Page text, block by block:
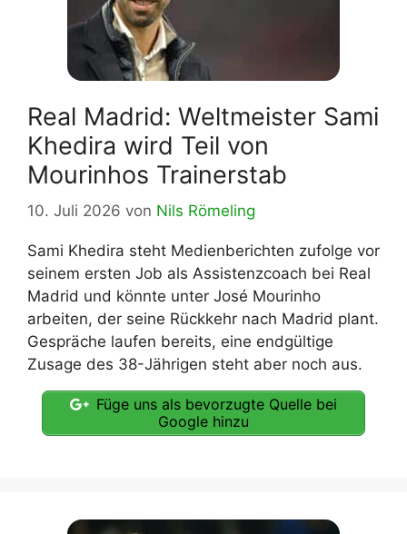
Real Madrid: Weltmeister Sami
Khedira wird Teil von
Mourinhos Trainerstab
10. Juli 2026 von Nils Römeling
Sami Khedira steht Medienberichten zufolge vor
seinem ersten Job als Assistenzcoach bei Real
Madrid und könnte unter José Mourinho
arbeiten, der seine Rückkehr nach Madrid plant.
Gespräche laufen bereits, eine endgültige
Zusage des 38-Jährigen steht aber noch aus.
Füge uns als bevorzugte Quelle bei
Google hinzu